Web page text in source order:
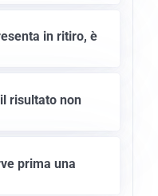
in ritiro, è
risultato non
prima una